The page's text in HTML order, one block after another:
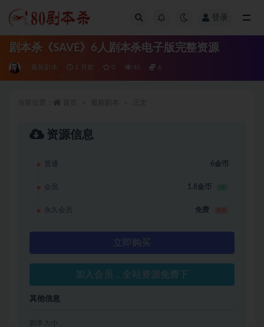
登录
剧本杀《SAVE》6人剧本杀电子版完整资源
最新剧本 1 月前 0 45 6
资源信息
普通 6金币
会员 1.8金币 3折
永久会员 免费
立即购买
加入会员，全站资源免费下
其他信息
剧本大小